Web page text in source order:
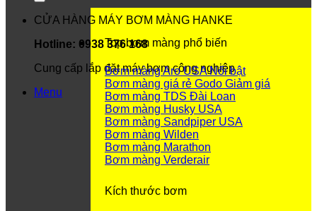
CỬA HÀNG MÁY BƠM MÀNG HANKE
Hotline: 0938 376 168
Cung cấp lắp đặt máy bơm công nghiệp
Menu
Top bơm màng phổ biến
Bơm màng Aro USA
Bơm màng giá rẻ Godo
Bơm màng TDS Đài Loan
Bơm màng Husky USA
Bơm màng Sandpiper USA
Bơm màng Wilden
Bơm màng Marathon
Bơm màng Verderair
Kích thước bơm